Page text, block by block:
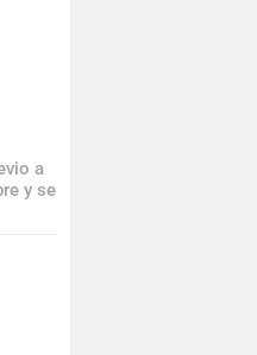
a
y se